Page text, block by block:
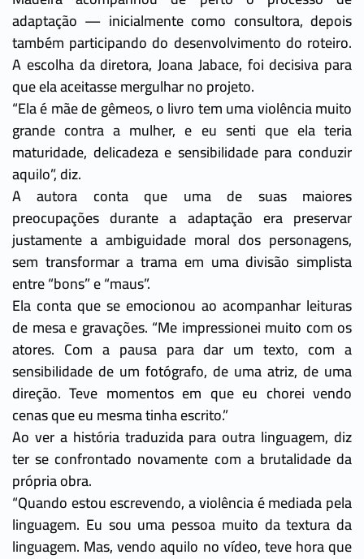
adaptação — inicialmente como consultora, depois
também participando do desenvolvimento do roteiro.
A escolha da diretora, Joana Jabace, foi decisiva para
que ela aceitasse mergulhar no projeto.
“Ela é mãe de gêmeos, o livro tem uma violência muito
grande contra a mulher, e eu senti que ela teria
maturidade, delicadeza e sensibilidade para conduzir
aquilo”, diz.
A autora conta que uma de suas maiores
preocupações durante a adaptação era preservar
justamente a ambiguidade moral dos personagens,
sem transformar a trama em uma divisão simplista
entre “bons” e “maus”.
Ela conta que se emocionou ao acompanhar leituras
de mesa e gravações. “Me impressionei muito com os
atores. Com a pausa para dar um texto, com a
sensibilidade de um fotógrafo, de uma atriz, de uma
direção. Teve momentos em que eu chorei vendo
cenas que eu mesma tinha escrito.”
Ao ver a história traduzida para outra linguagem, diz
ter se confrontado novamente com a brutalidade da
própria obra.
“Quando estou escrevendo, a violência é mediada pela
linguagem. Eu sou uma pessoa muito da textura da
linguagem. Mas, vendo aquilo no vídeo, teve hora que